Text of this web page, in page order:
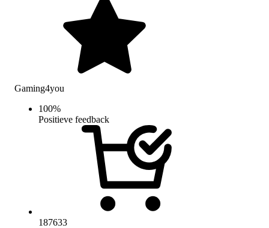
Gaming4you
100%
Positieve feedback
187633